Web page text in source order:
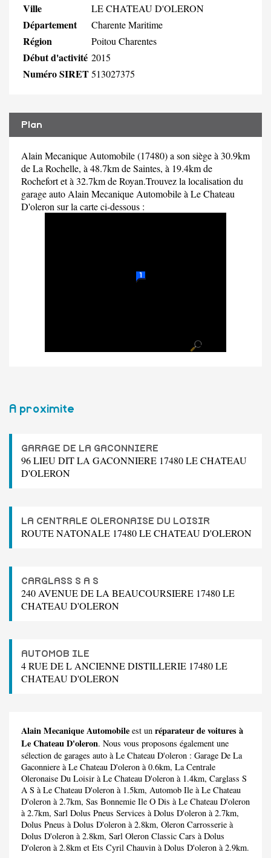
Ville LE CHATEAU D'OLERON
Département Charente Maritime
Région Poitou Charentes
Début d'activité 2015
Numéro SIRET513027375
Plan
Alain Mecanique Automobile (17480) a son siège à 30.9km
de La Rochelle, à 48.7km de Saintes, à 19.4km de
Rochefort et à 32.7km de Royan.Trouvez la localisation du
garage auto Alain Mecanique Automobile à Le Chateau
D'oleron sur la carte ci-dessous :
A proximite
GARAGE DE LA GACONNIERE
96 LIEU DIT LA GACONNIERE 17480 LE CHATEAU
D'OLERON
LA CENTRALE OLERONAISE DU LOISIR
ROUTE NATONALE 17480 LE CHATEAU D'OLERON
CARGLASS S A S
240 AVENUE DE LA BEAUCOURSIERE 17480 LE
CHATEAU D'OLERON
AUTOMOB ILE
4 RUE DE L ANCIENNE DISTILLERIE 17480 LE
CHATEAU D'OLERON
Alain Mecanique Automobile est un réparateur de voitures à
Le Chateau D'oleron. Nous vous proposons également une
sélection de garages auto à Le Chateau D'oleron : Garage De La
Gaconniere à Le Chateau D'oleron à 0.6km, La Centrale
Oleronaise Du Loisir à Le Chateau D'oleron à 1.4km, Carglass S
A S à Le Chateau D'oleron à 1.5km, Automob Ile à Le Chateau
D'oleron à 2.7km, Sas Bonnemie Ile O Dis à Le Chateau D'oleron
à 2.7km, Sarl Dolus Pneus Services à Dolus D'oleron à 2.7km,
Dolus Pneus à Dolus D'oleron à 2.8km, Oleron Carrosserie à
Dolus D'oleron à 2.8km, Sarl Oleron Classic Cars à Dolus
D'oleron à 2.8km et Ets Cyril Chauvin à Dolus D'oleron à 2.9km.